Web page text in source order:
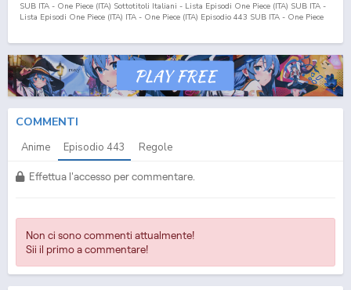
SUB ITA - One Piece (ITA) Sottotitoli Italiani - Lista Episodi One Piece (ITA) SUB ITA -
Lista Episodi One Piece (ITA) ITA - One Piece (ITA) Episodio 443 SUB ITA - One Piece
COMMENTI
Anime Episodio 443 Regole
Effettua l'accesso per commentare.
Non ci sono commenti attualmente!
Sii il primo a commentare!